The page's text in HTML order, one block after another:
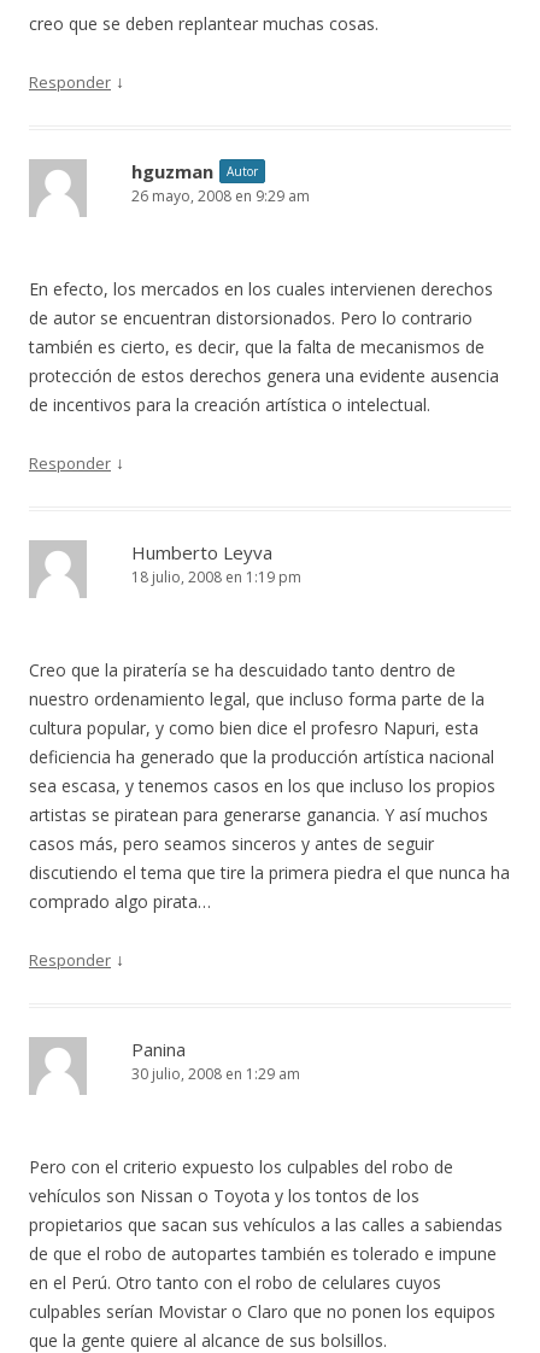
creo que se deben replantear muchas cosas.
Responder ↓
hguzman Autor
26 mayo, 2008 en 9:29 am
En efecto, los mercados en los cuales intervienen derechos
de autor se encuentran distorsionados. Pero lo contrario
también es cierto, es decir, que la falta de mecanismos de
protección de estos derechos genera una evidente ausencia
de incentivos para la creación artística o intelectual.
Responder ↓
Humberto Leyva
18 julio, 2008 en 1:19 pm
Creo que la piratería se ha descuidado tanto dentro de
nuestro ordenamiento legal, que incluso forma parte de la
cultura popular, y como bien dice el profesro Napuri, esta
deficiencia ha generado que la producción artística nacional
sea escasa, y tenemos casos en los que incluso los propios
artistas se piratean para generarse ganancia. Y así muchos
casos más, pero seamos sinceros y antes de seguir
discutiendo el tema que tire la primera piedra el que nunca ha
comprado algo pirata…
Responder ↓
Panina
30 julio, 2008 en 1:29 am
Pero con el criterio expuesto los culpables del robo de
vehículos son Nissan o Toyota y los tontos de los
propietarios que sacan sus vehículos a las calles a sabiendas
de que el robo de autopartes también es tolerado e impune
en el Perú. Otro tanto con el robo de celulares cuyos
culpables serían Movistar o Claro que no ponen los equipos
que la gente quiere al alcance de sus bolsillos.